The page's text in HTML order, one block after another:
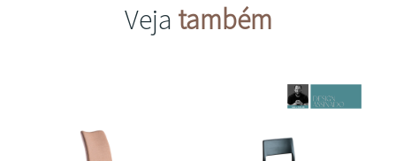
Veja também